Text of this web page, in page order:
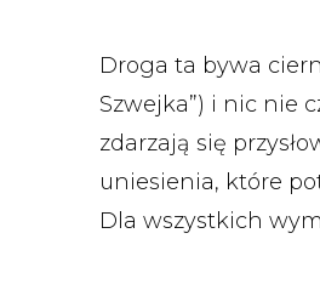
Droga ta bywa
Szwejka”) i nic nie
zdarzają się
uniesienia, które
Dla wszystkich